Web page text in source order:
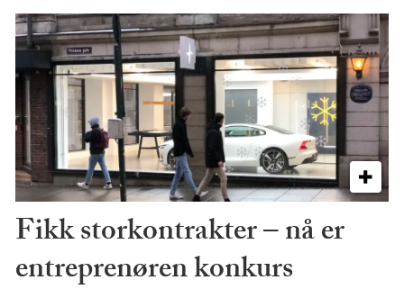
Fikk storkontrakter – nå er
entreprenøren konkurs